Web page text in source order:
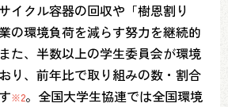
イクル容器の回収や「樹恩割り
の環境負荷を減らす努力を継続的
た、半数以上の学生委員会が環境
り、前年比で取り組みの数・割合
※2。全国大学生協連では全国環境